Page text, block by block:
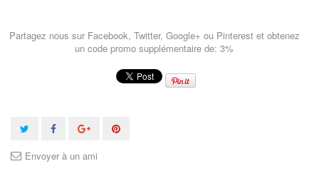
Partagez nous sur Facebook, Twitter, Google+ ou Pinterest et obtenez
un code promo supplémentaire de: 3%
Envoyer à un ami